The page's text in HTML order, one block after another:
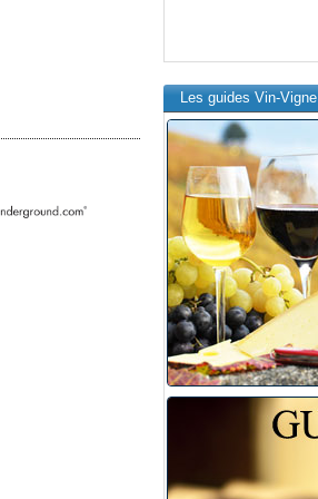
Les guides Vin-Vigne